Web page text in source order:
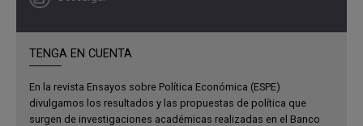
TENGA EN CUENTA
En la revista Ensayos sobre Política Económica (ESPE)
divulgamos los resultados y las propuestas de política que
surgen de investigaciones académicas realizadas en el Banco
las normas de disciplina fiscal que aplican a municipios y
departamentos, destacando sus características, sus